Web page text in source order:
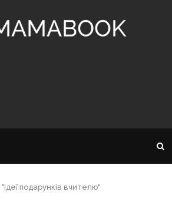
"ідеї подарунків вчителю"